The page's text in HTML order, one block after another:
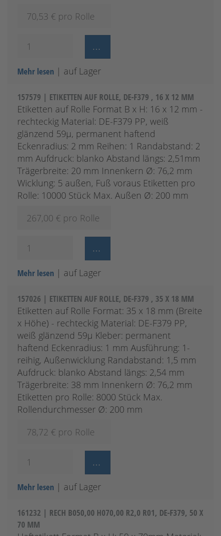
70,53 € pro Rolle
Mehr lesen | auf Lager
157579 | ETIKETTEN AUF ROLLE, DE-F379 , 16 X 12 MM
Etiketten auf Rolle Format B x H: 16 x 12 mm -
rechteckig Material: DE-F379 PP, weiß
glänzend 59µ, permanent haftend
Eckenradius: 2 mm Reihen: 1 Randabstand: 2
mm Aufdruck: blanko Abstand längs: 2,51mm
Trägerbreite: 20 mm Innenkern Ø: 76,2 mm
Wicklung: 5 außen, Fuß voraus Etiketten pro
Rolle: 10000 Stück Max. Außen Ø: 200 mm
267,00 € pro Rolle
Mehr lesen | auf Lager
157026 | ETIKETTEN AUF ROLLE, DE-F379 , 35 X 18 MM
Etiketten auf Rolle Format: 35 x 18 mm (Breite
x Höhe) - rechteckig Material: DE-F379 PP,
weiß glänzend 59µ Kleber: permanent
haftend Eckenradius: 1 mm Ausführung: 1-
reihig, Außenwicklung Randabstand: 1,5 mm
Aufdruck: blanko Abstand längs: 2,54 mm
Trägerbreite: 38 mm Innenkern Ø: 76,2 mm
Etiketten pro Rolle: 8000 Stück Max.
Rollendurchmesser Ø: 200 mm
78,72 € pro Rolle
Mehr lesen | auf Lager
161232 | RECH B050,00 H070,00 R2,0 R01, DE-F379, 50 X
70 MM